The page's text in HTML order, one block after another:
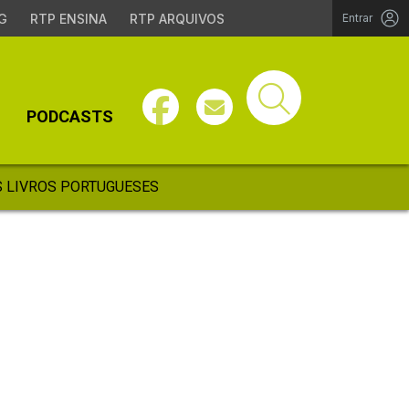
RTP ENSINA RTP ARQUIVOS Entrar
PODCASTS
LIVROS PORTUGUESES